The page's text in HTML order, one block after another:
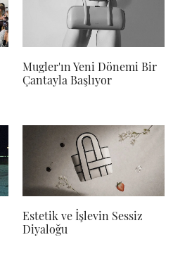
Mugler'ın Yeni Dönemi Bir
Çantayla Başlıyor
Estetik ve İşlevin Sessiz
Diyaloğu